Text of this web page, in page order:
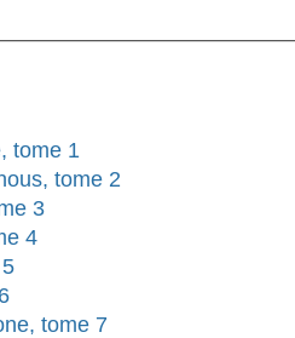
tome 1
tome 2
3
4
tome 7